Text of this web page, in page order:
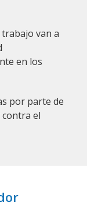
trabajo van a
en los
por parte de
el